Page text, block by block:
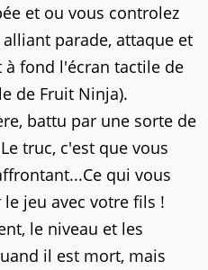
et ou vous controlez
parade, attaque et
fond l'écran tactile de
de Fruit Ninja).
battu par une sorte de
truc, c'est que vous
qui vous
jeu avec votre fils !
le niveau et les
il est mort, mais